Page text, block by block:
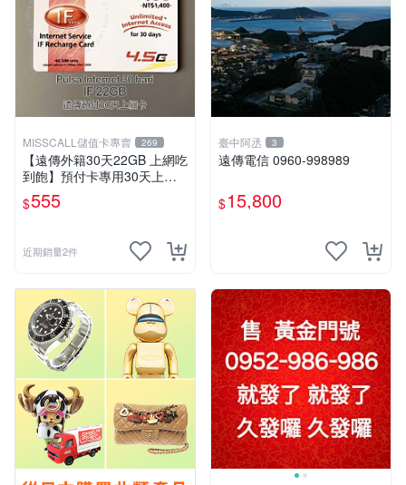
MISSCALL儲值卡專賣 269
【遠傳外籍30天22GB 上網吃
到飽】預付卡專用30天上網
補充卡/儲值卡．Internet if
u．if499⚡MissCall儲值卡專
$555
近期銷量2件
臺中阿丞 3
遠傳電信 0960-998989
$15,800